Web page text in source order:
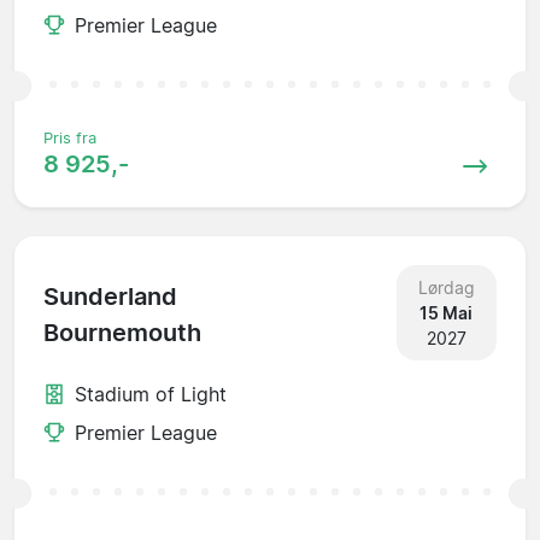
Premier League
Pris fra
8 925,-
Sunderland
Bournemouth
Lørdag
15 Mai
2027
Stadium of Light
Premier League